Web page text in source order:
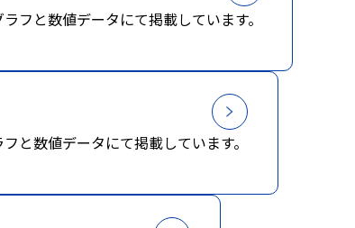
フと数値データにて掲載しています。
と数値データにて掲載しています。